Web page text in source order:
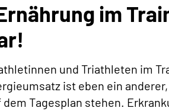
im
und Triathleten im
ist eben ein
Tagesplan stehen.